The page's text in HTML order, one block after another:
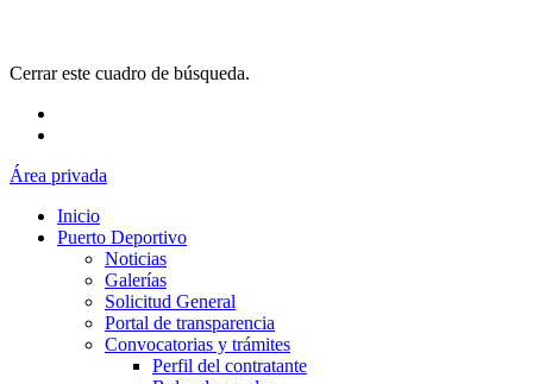
Cerrar este cuadro de búsqueda.
Área privada
Inicio
Puerto Deportivo
Noticias
Galerías
Solicitud General
Portal de transparencia
Convocatorias y trámites
Perfil del contratante